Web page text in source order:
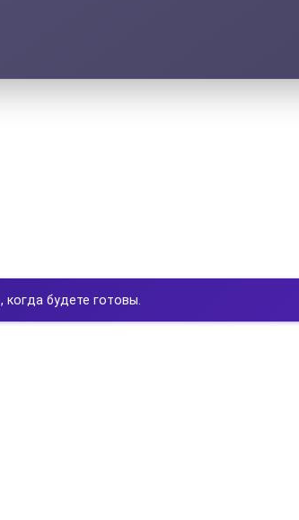
, когда будете готовы.